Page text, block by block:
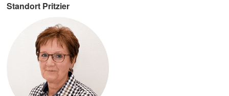
Standort Pritzier